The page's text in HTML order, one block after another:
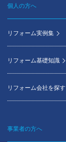
Footer
menu
個人の方へ
リフォーム実例集
リフォーム基礎知識
リフォーム会社を探す
事業者の方へ